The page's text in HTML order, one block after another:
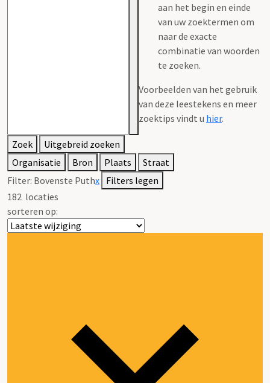
aan het begin en einde
van uw zoektermen om
naar de exacte
combinatie van woorden
te zoeken.
Voorbeelden van het gebruik
van deze leestekens en meer
zoektips vindt u hier.
Zoek
Uitgebreid zoeken
Organisatie
Bron Plaats
Straat
Filter: Bovenste Puthx Filters legen
182 locaties
sorteren op: